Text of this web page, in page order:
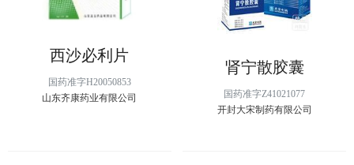
西沙必利片
国药准字H20050853
山东齐康药业有限公司
肾宁散胶囊
国药准字Z41021077
开封大宋制药有限公司